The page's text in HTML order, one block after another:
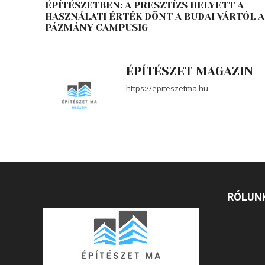
ÉPÍTÉSZETBEN: A PRESZTÍZS HELYETT A
HASZNÁLATI ÉRTÉK DÖNT A BUDAI VÁRTÓL A
PÁZMÁNY CAMPUSIG
ÉPÍTÉSZET MAGAZIN
https://epiteszetma.hu